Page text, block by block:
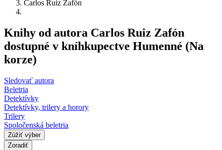
Carlos Ruiz Zafón
Knihy od autora Carlos Ruiz Zafón
dostupné v kníhkupectve Humenné (Na
korze)
Sledovať autora
Beletria
Detektívky
Detektívky, trilery a horory
Trilery
Spoločenská beletria
Zúžiť výber
Zoradiť